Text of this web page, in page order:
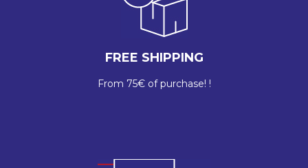
FREE SHIPPING
From 75€ of purchase! !